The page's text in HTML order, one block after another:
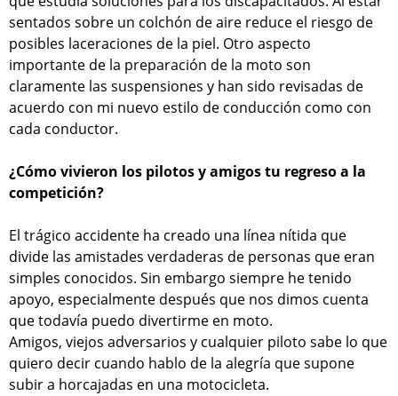
sentados sobre un colchón de aire reduce el riesgo de
posibles laceraciones de la piel. Otro aspecto
importante de la preparación de la moto son
claramente las suspensiones y han sido revisadas de
acuerdo con mi nuevo estilo de conducción como con
cada conductor.
¿Cómo vivieron los pilotos y amigos tu regreso a la
competición?
El trágico accidente ha creado una línea nítida que
divide las amistades verdaderas de personas que eran
simples conocidos. Sin embargo siempre he tenido
apoyo, especialmente después que nos dimos cuenta
que todavía puedo divertirme en moto.
Amigos, viejos adversarios y cualquier piloto sabe lo que
quiero decir cuando hablo de la alegría que supone
subir a horcajadas en una motocicleta.